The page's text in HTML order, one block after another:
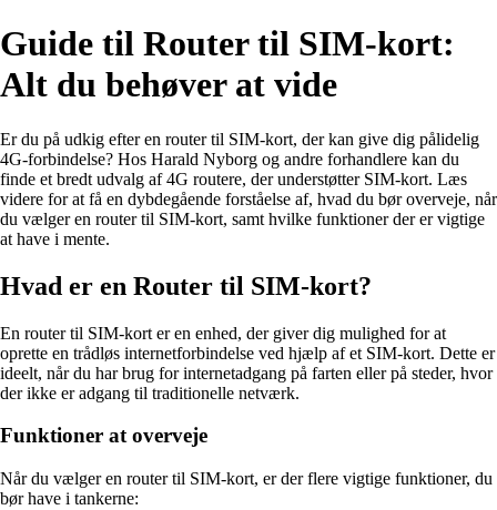
Guide til Router til SIM-kort:
Alt du behøver at vide
Er du på udkig efter en router til SIM-kort, der kan give dig pålidelig
4G-forbindelse? Hos Harald Nyborg og andre forhandlere kan du
finde et bredt udvalg af 4G routere, der understøtter SIM-kort. Læs
videre for at få en dybdegående forståelse af, hvad du bør overveje, når
du vælger en router til SIM-kort, samt hvilke funktioner der er vigtige
at have i mente.
Hvad er en Router til SIM-kort?
En router til SIM-kort er en enhed, der giver dig mulighed for at
oprette en trådløs internetforbindelse ved hjælp af et SIM-kort. Dette er
ideelt, når du har brug for internetadgang på farten eller på steder, hvor
der ikke er adgang til traditionelle netværk.
Funktioner at overveje
Når du vælger en router til SIM-kort, er der flere vigtige funktioner, du
bør have i tankerne: